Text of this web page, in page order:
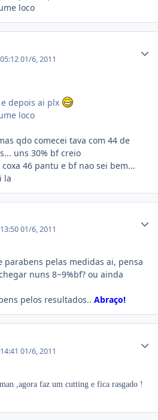
loco
01/6, 2011
depois ai plx
loco
qdo comecei tava com 44 de
uns 30% bf creio
46 pantu e bf nao sei bem...
la
01/6, 2011
parabens pelas medidas ai, pensa
nuns 8~9%bf? ou ainda
pelos resultados.. Abraço!
01/6, 2011
,agora faz um cutting e fica rasgado !